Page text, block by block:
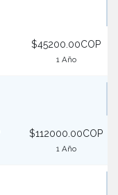
$45200.00COP
1 Año
$112000.00COP
1 Año